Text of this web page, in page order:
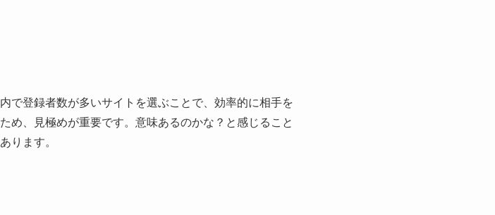
で登録者数が多いサイトを選ぶことで、効率的に相手を
め、見極めが重要です。意味あるのかな？と感じること
ります。